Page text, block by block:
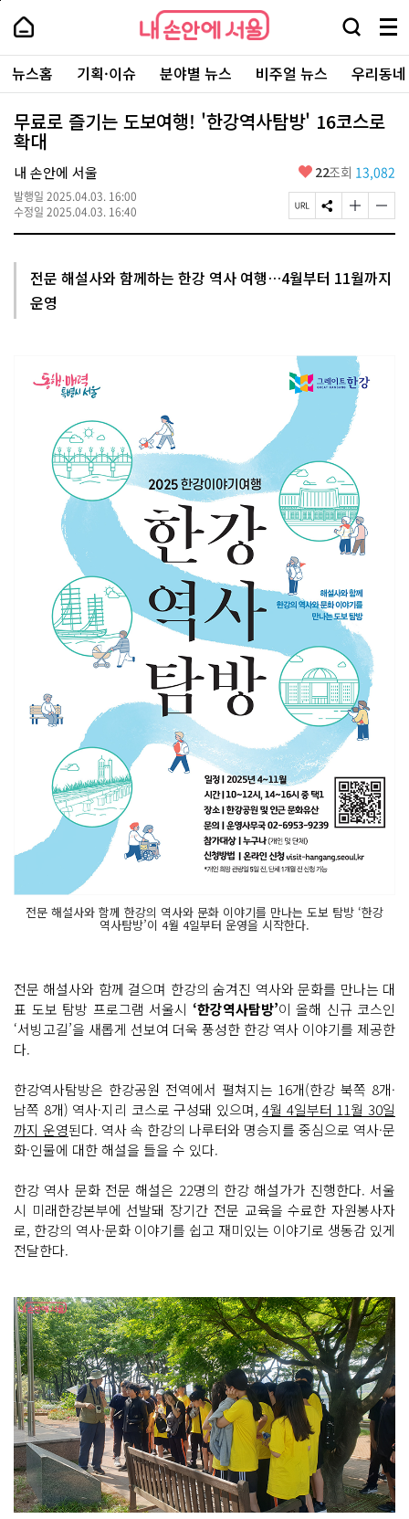
본
로
가
내
손
안
에
서
울
-
서
울
시
대
표
소
통
포
내
손
에
울
검
창
열
기
메
뉴
전
체
보
주
요
서
뉴스홈 기획·이슈 분야별 뉴스 비주얼 뉴스 우리동
무료로 즐기는 도보여행! '한강역사탐방' 16코스로
확대
내 손안에 서울
발행일 2025.04.03. 16:00
수정일 2025.04.03. 16:40
좋
요
22조회 13,082
페
이
R
L
S
N
유
하
글
자
크
게
기
글
자
작
게
전문 해설사와 함께하는 한강 역사 여행…4월부터 11월까지
운영
전문 해설사와 함께 한강의 역사와 문화 이야기를 만나는 도보 탐방 ‘한강
역사탐방’이 4월 4일부터 운영을 시작한다.
전문 해설사와 함께 걸으며 한강의 숨겨진 역사와 문화를 만나는 대
표 도보 탐방 프로그램 서울시 ‘한강역사탐방’이 올해 신규 코스인
‘서빙고길’을 새롭게 선보여 더욱 풍성한 한강 역사 이야기를 제공한
다.
한강역사탐방은 한강공원 전역에서 펼쳐지는 16개(한강 북쪽 8개·
남쪽 8개) 역사·지리 코스로 구성돼 있으며,4월 4일부터 11월 30일
까지 운영된다. 역사 속 한강의 나루터와 명승지를 중심으로 역사·문
화·인물에 대한 해설을 들을 수 있다.
한강 역사 문화 전문 해설은 22명의 한강 해설가가 진행한다. 서울
시 미래한강본부에 선발돼 장기간 전문 교육을 수료한 자원봉사자
로, 한강의 역사·문화 이야기를 쉽고 재미있는 이야기로 생동감 있게
전달한다.
페
상
단
로